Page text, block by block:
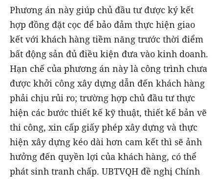
Phương án này giúp chủ đầu tư được ký kết
hợp đồng đặt cọc để bảo đảm thực hiện giao
kết với khách hàng tiềm năng trước thời điểm
bất động sản đủ điều kiện đưa vào kinh doanh.
Hạn chế của phương án này là công trình chưa
được khởi công xây dựng dẫn đến khách hàng
phải chịu rủi ro; trường hợp chủ đầu tư thực
hiện các bước thiết kế kỹ thuật, thiết kế bản vẽ
thi công, xin cấp giấy phép xây dựng và thực
hiện xây dựng kéo dài hơn cam kết thì sẽ ảnh
hưởng đến quyền lợi của khách hàng, có thể
phát sinh tranh chấp. UBTVQH đề nghị Chính